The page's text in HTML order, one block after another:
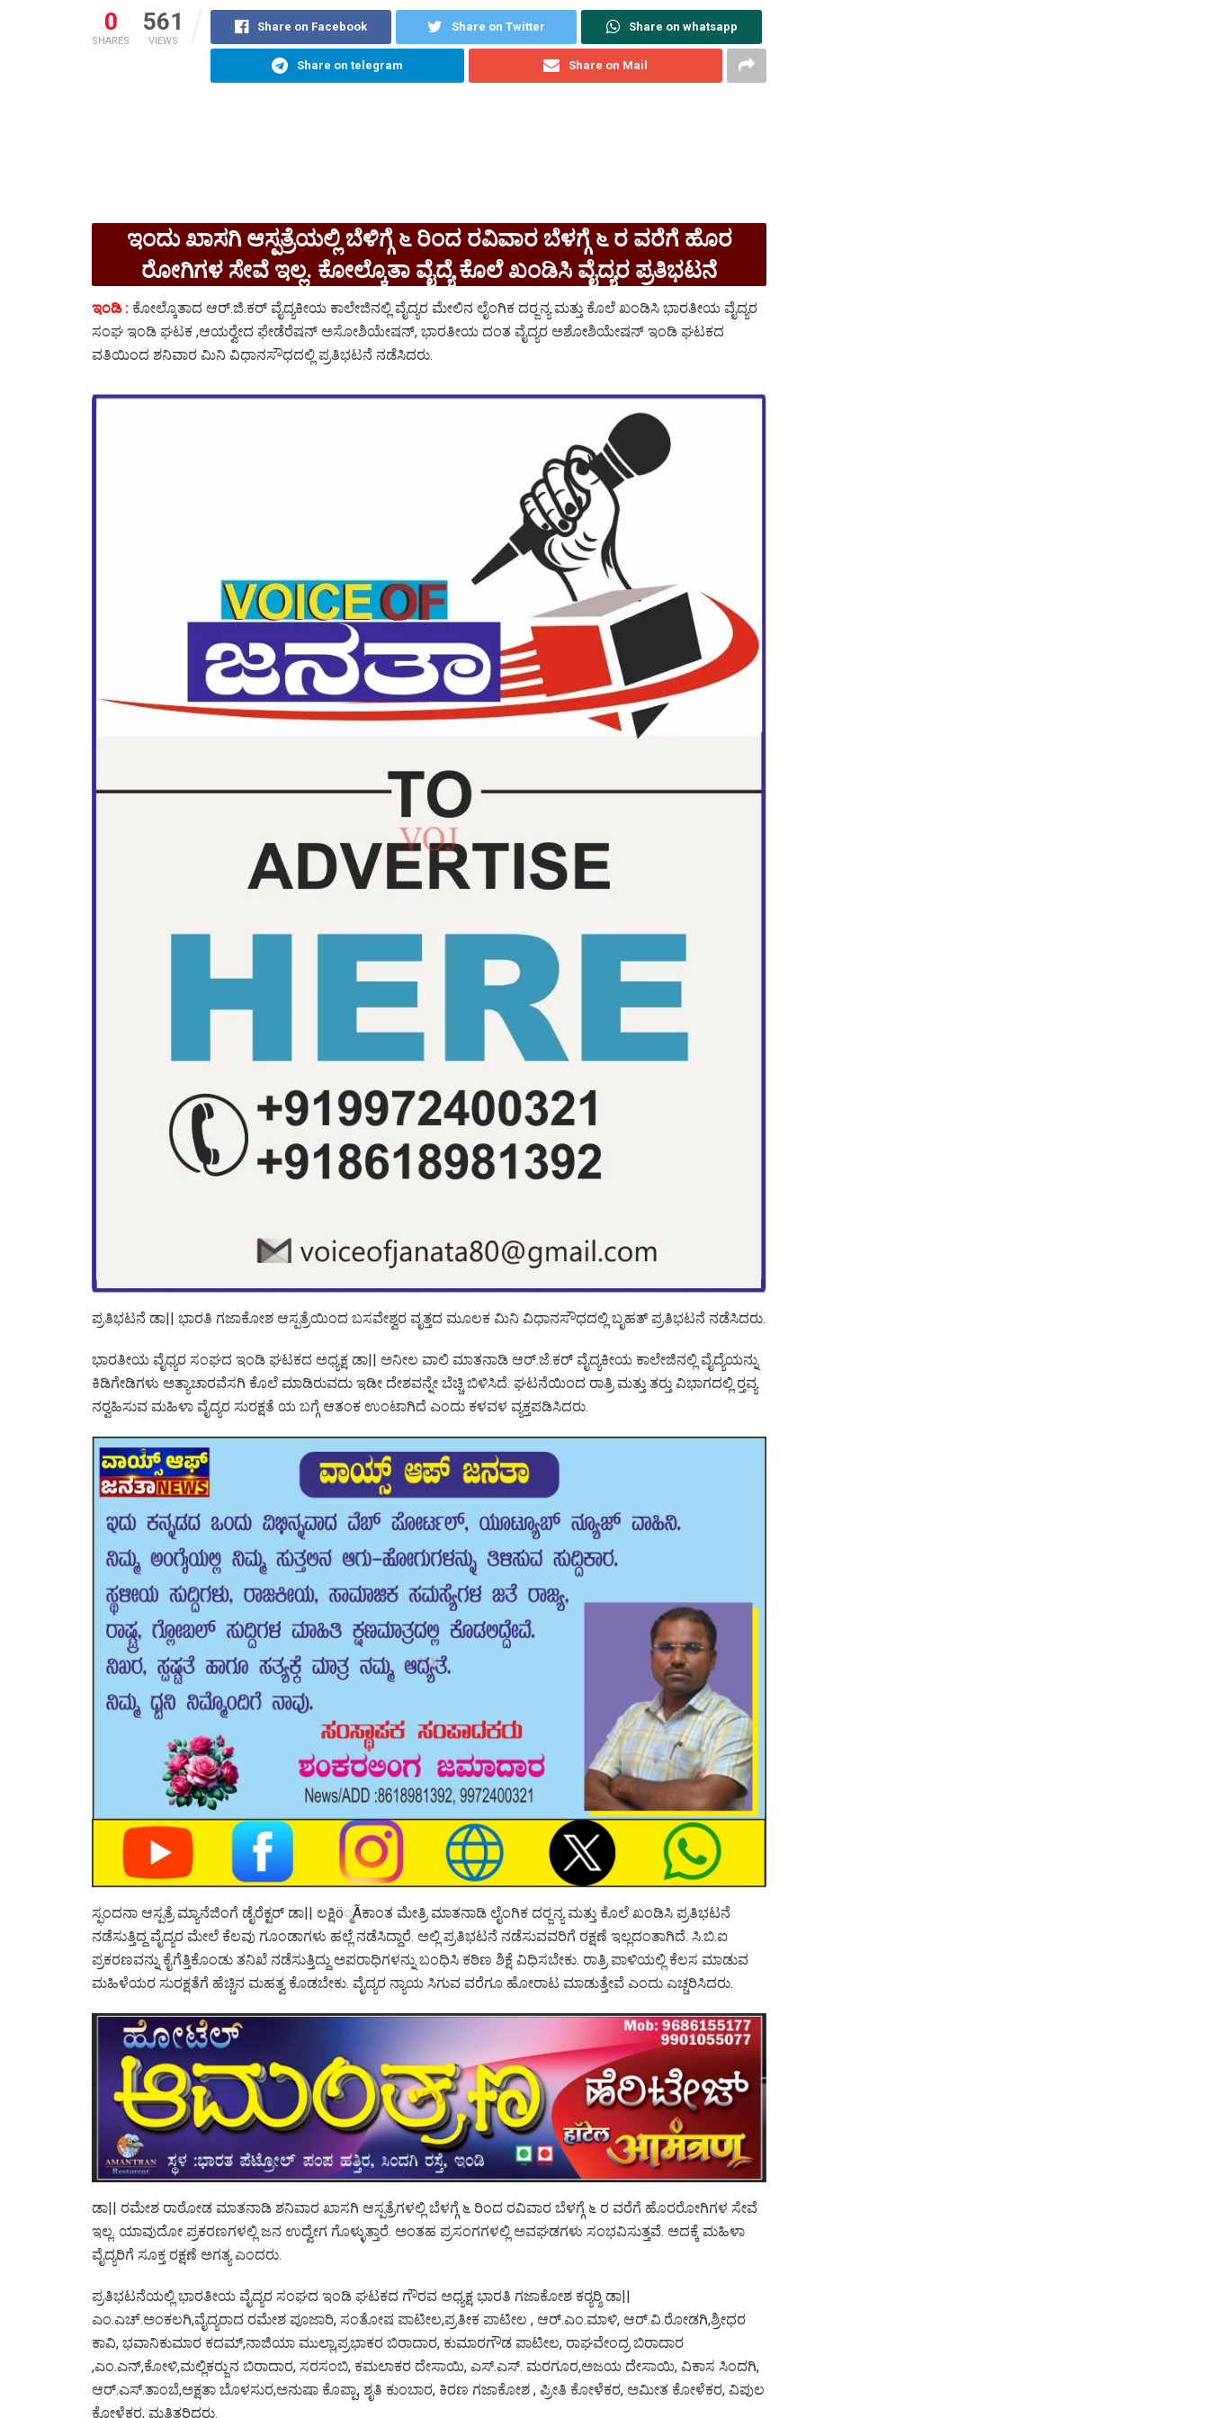
0
SHARES
561
VIEWS
Share on Facebook Share on Twitter Share on whatsapp
Share on telegram Share on Mail
ಇಂದು ಖಾಸಗಿ ಆಸ್ಪತ್ರೆಯಲ್ಲಿ ಬೆಳಿಗ್ಗೆ ೬ ರಿಂದ ರವಿವಾರ ಬೆಳಗ್ಗೆ ೬ ರ ವರೆಗೆ ಹೊರ
ರೋಗಿಗಳ ಸೇವೆ ಇಲ್ಲ. ಕೋಲ್ಕೊತಾ ವೈದ್ಯೆ ಕೊಲೆ ಖಂಡಿಸಿ ವೈದ್ಯರ ಪ್ರತಿಭಟನೆ
ಇಂಡಿ : ಕೋಲ್ಕೊತಾದ ಆರ್.ಜಿ.ಕರ್ ವೈದ್ಯಕೀಯ ಕಾಲೇಜಿನಲ್ಲಿ ವೈದ್ಯರ ಮೇಲಿನ ಲೈಂಗಿಕ ದರ‍್ಜನ್ಯ ಮತ್ತು ಕೊಲೆ ಖಂಡಿಸಿ ಭಾರತೀಯ ವೈದ್ಯರ
ಸಂಘ ಇಂಡಿ ಘಟಕ ,ಆಯರ‍್ವೇದ ಫೇಡೆರೆಷನ್ ಅಸೋಶಿಯೇಷನ್, ಭಾರತೀಯ ದಂತ ವೈದ್ಯರ ಅಶೋಶಿಯೇಷನ್ ಇಂಡಿ ಘಟಕದ
ವತಿಯಿಂದ ಶನಿವಾರ ಮಿನಿ ವಿಧಾನಸೌಧದಲ್ಲಿ ಪ್ರತಿಭಟನೆ ನಡೆಸಿದರು.
ಪ್ರತಿಭಟನೆ ಡಾ|| ಭಾರತಿ ಗಜಾಕೋಶ ಆಸ್ಪತ್ರೆಯಿಂದ ಬಸವೇಶ್ವರ ವೃತ್ತದ ಮೂಲಕ ಮಿನಿ ವಿಧಾನಸೌಧದಲ್ಲಿ ಬೃಹತ್ ಪ್ರತಿಭಟನೆ ನಡೆಸಿದರು.
ಭಾರತೀಯ ವೈಧ್ಯರ ಸಂಘದ ಇಂಡಿ ಘಟಕದ ಅಧ್ಯಕ್ಷ ಡಾ|| ಅನೀಲ ವಾಲಿ ಮಾತನಾಡಿ ಆರ್.ಜೆ.ಕರ್ ವೈದ್ಯಕೀಯ ಕಾಲೇಜಿನಲ್ಲಿ ವೈದ್ಯೆಯನ್ನು
ಕಿಡಿಗೇಡಿಗಳು ಅತ್ಯಾಚಾರವೆಸಗಿ ಕೊಲೆ ಮಾಡಿರುವದು ಇಡೀ ದೇಶವನ್ನೇ ಬೆಚ್ಚಿ ಬಿಳಿಸಿದೆ. ಘಟನೆಯಿಂದ ರಾತ್ರಿ ಮತ್ತು ತರ‍್ತು ವಿಭಾಗದಲ್ಲಿ ರ‍್ತವ್ಯ
ನರ‍್ವಹಿಸುವ ಮಹಿಳಾ ವೈದ್ಯರ ಸುರಕ್ಷತೆ ಯ ಬಗ್ಗೆ ಆತಂಕ ಉಂಟಾಗಿದೆ ಎಂದು ಕಳವಳ ವ್ಯಕ್ತಪಡಿಸಿದರು.
ಸ್ಫಂದನಾ ಆಸ್ಪತ್ರೆ ಮ್ಯಾನೆಜಿಂಗೆ ಡೈರೆಕ್ಟರ್ ಡಾ|| ಲಕ್ಷಿö್ಮÃಕಾಂತ ಮೇತ್ರಿ ಮಾತನಾಡಿ ಲೈಂಗಿಕ ದರ‍್ಜನ್ಯ ಮತ್ತು ಕೊಲೆ ಖಂಡಿಸಿ ಪ್ರತಿಭಟನೆ
ನಡೆಸುತ್ತಿದ್ದ ವೈದ್ಯರ ಮೇಲೆ ಕೆಲವು ಗೂಂಡಾಗಳು ಹಲ್ಲೆ ನಡೆಸಿದ್ದಾರೆ. ಅಲ್ಲಿ ಪ್ರತಿಭಟನೆ ನಡೆಸುವವರಿಗೆ ರಕ್ಷಣೆ ಇಲ್ಲದಂತಾಗಿದೆ. ಸಿ.ಬಿ.ಐ
ಪ್ರಕರಣವನ್ನು ಕೈಗೆತ್ತಿಕೊಂಡು ತನಿಖೆ ನಡೆಸುತ್ತಿದ್ದು ಅಪರಾಧಿಗಳನ್ನು ಬಂಧಿಸಿ ಕಠಿಣ ಶಿಕ್ಷೆ ವಿಧಿಸಬೇಕು. ರಾತ್ರಿ ಪಾಳಿಯಲ್ಲಿ ಕೆಲಸ ಮಾಡುವ
ಮಹಿಳೆಯರ ಸುರಕ್ಷತೆಗೆ ಹೆಚ್ಚಿನ ಮಹತ್ವ ಕೊಡಬೇಕು. ವೈದ್ಯರ ನ್ಯಾಯ ಸಿಗುವ ವರೆಗೂ ಹೋರಾಟ ಮಾಡುತ್ತೇವೆ ಎಂದು ಎಚ್ಚರಿಸಿದರು.
ಡಾ|| ರಮೇಶ ರಾಠೋಡ ಮಾತನಾಡಿ ಶನಿವಾರ ಖಾಸಗಿ ಆಸ್ಪತ್ರೆಗಳಲ್ಲಿ ಬೆಳಗ್ಗೆ ೬ ರಿಂದ ರವಿವಾರ ಬೆಳಗ್ಗೆ ೬ ರ ವರೆಗೆ ಹೊರರೋಗಿಗಳ ಸೇವೆ
ಇಲ್ಲ. ಯಾವುದೋ ಪ್ರಕರಣಗಳಲ್ಲಿ ಜನ ಉದ್ವೇಗ ಗೊಳ್ಳುತ್ತಾರೆ. ಅಂತಹ ಪ್ರಸಂಗಗಳಲ್ಲಿ ಅವಘಡಗಳು ಸಂಭವಿಸುತ್ತವೆ. ಅದಕ್ಕೆ ಮಹಿಳಾ
ವೈದ್ಯರಿಗೆ ಸೂಕ್ತ ರಕ್ಷಣೆ ಅಗತ್ಯ ಎಂದರು.
ಪ್ರತಿಭಟನೆಯಲ್ಲಿ ಭಾರತೀಯ ವೈದ್ಯರ ಸಂಘದ ಇಂಡಿ ಘಟಕದ ಗೌರವ ಅಧ್ಯಕ್ಷ ಭಾರತಿ ಗಜಾಕೋಶ ಕರ‍್ಯರ‍್ಶಿ ಡಾ||
ಎಂ.ಎಚ್.ಅಂಕಲಗಿ,ವೈದ್ಯರಾದ ರಮೇಶ ಪೂಜಾರಿ, ಸಂತೋಷ ಪಾಟೀಲ,ಪ್ರತೀಕ ಪಾಟೀಲ , ಆರ್.ಎಂ.ಮಾಳಿ, ಆರ್.ವಿ.ರೋಡಗಿ,ಶ್ರೀಧರ
ಕಾವಿ, ಭವಾನಿಕುಮಾರ ಕದಮ್,ನಾಜಿಯಾ ಮುಲ್ಲಾ,ಪ್ರಭಾಕರ ಬಿರಾದಾರ, ಕುಮಾರಗೌಡ ಪಾಟೀಲ, ರಾಘವೇಂದ್ರ ಬಿರಾದಾರ
,ಎಂ.ಎನ್,ಕೋಳಿ,ಮಲ್ಲಿಕರ‍್ಜುನ ಬಿರಾದಾರ, ಸರಸಂಬಿ, ಕಮಲಾಕರ ದೇಸಾಯಿ, ಎಸ್.ಎಸ್. ಮರಗೂರ,ಅಜಯ ದೇಸಾಯಿ, ವಿಕಾಸ ಸಿಂದಗಿ,
ಆರ್.ಎಸ್.ತಾಂಬೆ,ಅಕ್ಷತಾ ಬೊಳಸುರ,ಅನುಷಾ ಕೊಪ್ಪಾ, ಶೃತಿ ಕುಂಬಾರ, ಕಿರಣ ಗಜಾಕೋಶ , ಪ್ರೀತಿ ಕೋಳೆಕರ, ಅಮೀತ ಕೋಳೆಕರ, ವಿಪುಲ
ಕೋಳೆಕರ, ಮತ್ತಿತರಿದ್ದರು.